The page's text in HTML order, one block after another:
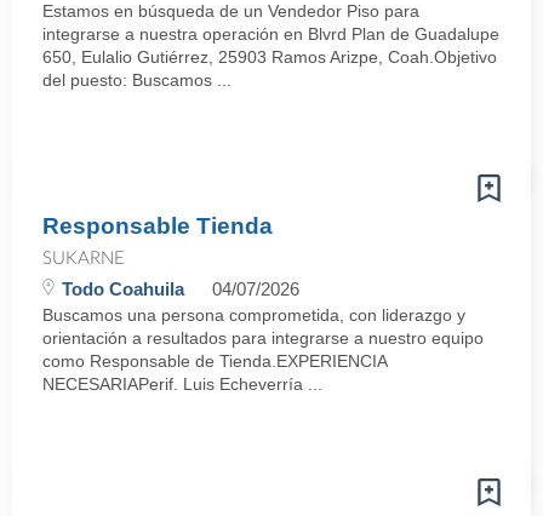
Estamos en búsqueda de un Vendedor Piso para
integrarse a nuestra operación en Blvrd Plan de Guadalupe
650, Eulalio Gutiérrez, 25903 Ramos Arizpe, Coah.Objetivo
del puesto: Buscamos ...
Responsable Tienda
SUKARNE
Todo Coahuila 04/07/2026
Buscamos una persona comprometida, con liderazgo y
orientación a resultados para integrarse a nuestro equipo
como Responsable de Tienda.EXPERIENCIA
NECESARIAPerif. Luis Echeverría ...